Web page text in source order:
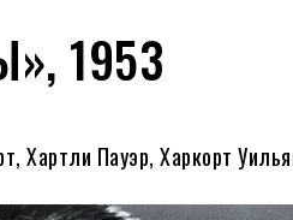
1953
Хартли Пауэр, Харкорт